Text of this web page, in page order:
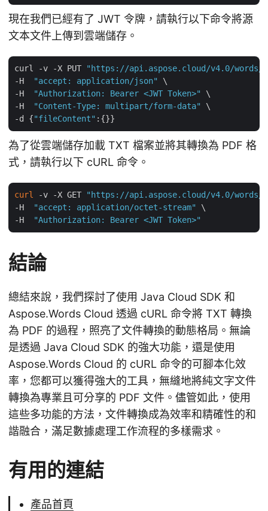
現在我們已經有了 JWT 令牌，請執行以下命令將源
文本文件上傳到雲端儲存。
curl -v -X PUT
"https://api.aspose.cloud/v4.0/
-H
"accept: application/json"
\
-H
"Authorization: Bearer <JWT Token>"
\
-H
"Content-Type: multipart/form-data"
\
-d {"fileContent"
為了從雲端儲存加載 TXT 檔案並將其轉換為 PDF 格
式，請執行以下 cURL 命令。
curl -v -X GET
"https://api.aspose.cloud/v4.0/words/
-H
"accept: application/octet-stream"
\
-H
"Authorization: Bearer <JWT Token>"
結論
總結來說，我們探討了使用 Java Cloud SDK 和
Aspose.Words Cloud 透過 cURL 命令將 TXT 轉換
為 PDF 的過程，照亮了文件轉換的動態格局。無論
是透過 Java Cloud SDK 的強大功能，還是使用
Aspose.Words Cloud 的 cURL 命令的可腳本化效
率，您都可以獲得強大的工具，無縫地將純文字文件
轉換為專業且可分享的 PDF 文件。儘管如此，使用
這些多功能的方法，文件轉換成為效率和精確性的和
諧融合，滿足數據處理工作流程的多樣需求。
有用的連結
產品首頁